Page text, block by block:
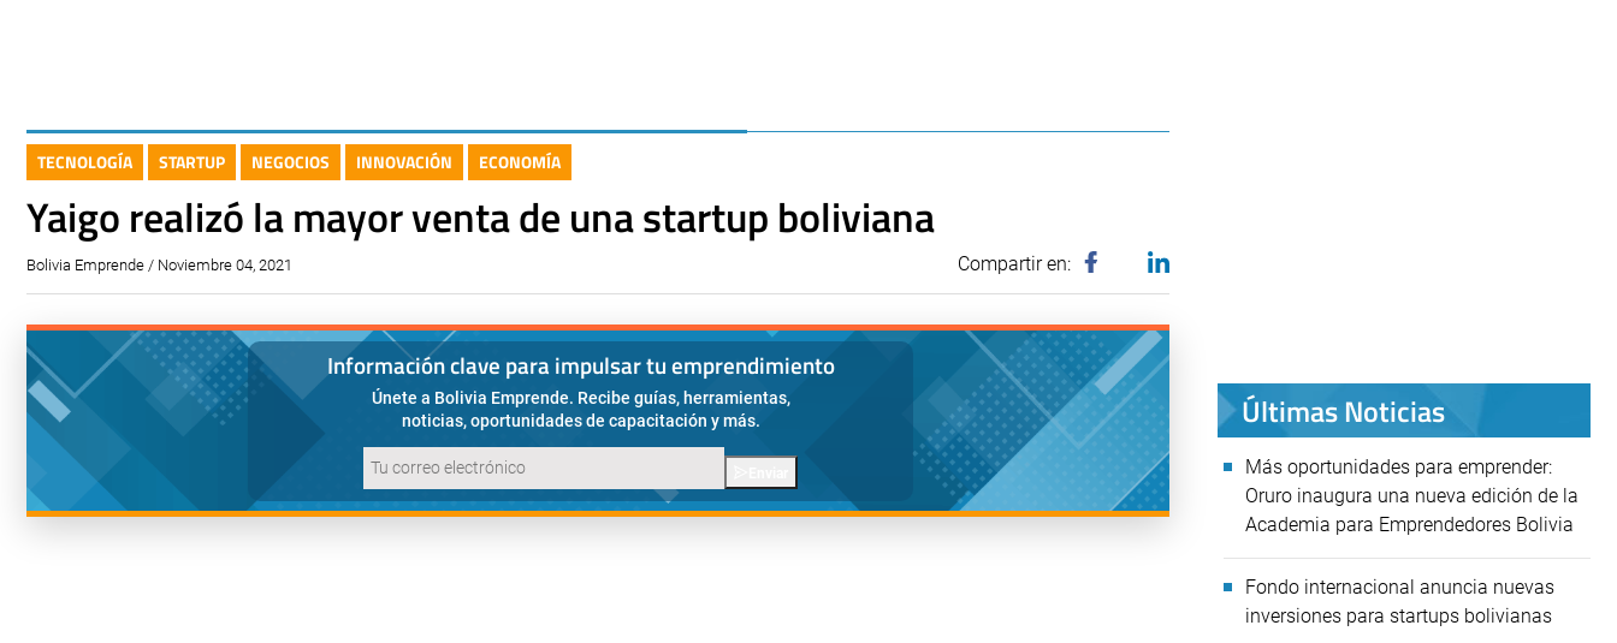
TECNOLOGÍA STARTUP NEGOCIOS INNOVACIÓN ECONOMÍA
Yaigo realizó la mayor venta de una startup boliviana
Bolivia Emprende / Noviembre 04, 2021 Compartir en:
Información clave para impulsar tu emprendimiento
Únete a Bolivia Emprende. Recibe guías, herramientas,
noticias, oportunidades de capacitación y más.
Últimas Noticias
Más oportunidades para emprender:
Oruro inaugura una nueva edición de la
Academia para Emprendedores Bolivia
Fondo internacional anuncia nuevas
inversiones para startups bolivianas